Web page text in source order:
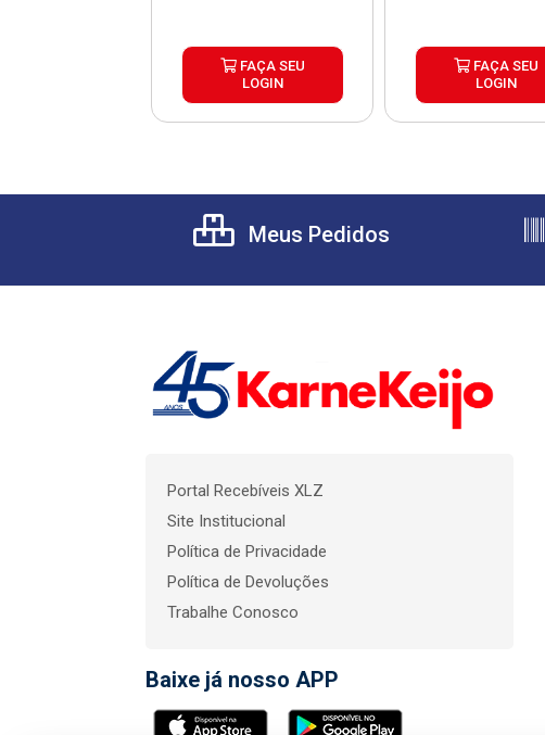
FAÇA SEU
LOGIN
FAÇA SEU
LOGIN
Meus Pedidos
Portal Recebíveis XLZ
Site Institucional
Política de Privacidade
Política de Devoluções
Trabalhe Conosco
Baixe já nosso APP